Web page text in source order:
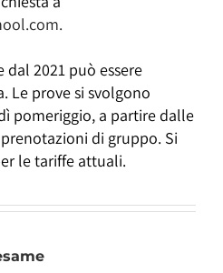
dal 2021 può essere
Le prove si svolgono
pomeriggio, a partire dalle
di gruppo. Si
le tariffe attuali.